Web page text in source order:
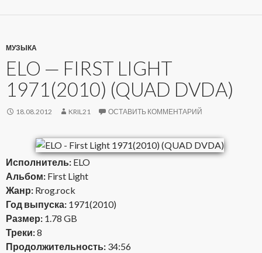
МУЗЫКА
ELO — FIRST LIGHT
1971(2010) (QUAD DVDA)
18.08.2012 KRIL21 ОСТАВИТЬ КОММЕНТАРИЙ
Исполнитель: ELO
Альбом: First Light
Жанр: Rrog.rock
Год выпуска: 1971(2010)
Размер: 1.78 GB
Треки:8
Продолжительность: 34:56